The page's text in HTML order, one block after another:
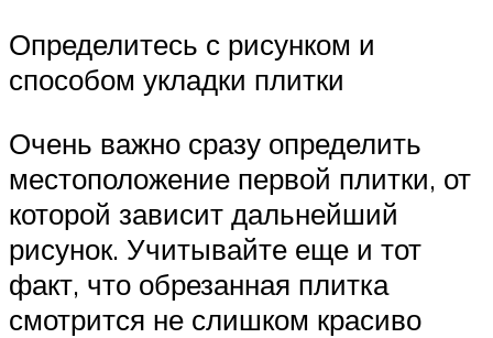
Определитесь с рисунком и
способом укладки плитки
Очень важно сразу определить
местоположение первой плитки, от
которой зависит дальнейший
рисунок. Учитывайте еще и тот
факт, что обрезанная плитка
смотрится не слишком красиво